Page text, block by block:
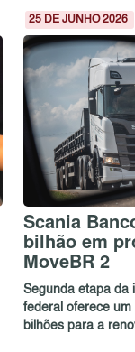
25 DE JUNHO 2026
Scania
bilhão em
MoveBR 2
Segunda etapa da
federal oferece um
bilhões para a